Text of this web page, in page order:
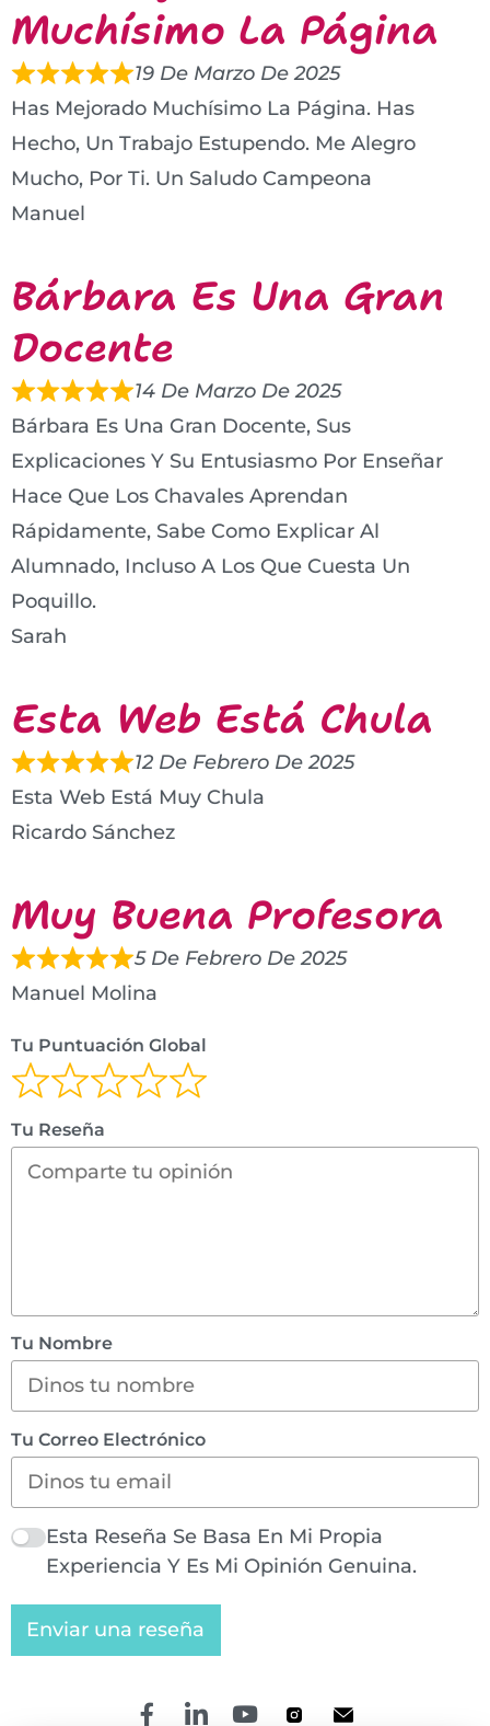
Muchísimo La Página
19 De Marzo De 2025
Has Mejorado Muchísimo La Página. Has
Hecho, Un Trabajo Estupendo. Me Alegro
Mucho, Por Ti. Un Saludo Campeona
Manuel
Bárbara Es Una Gran
Docente
14 De Marzo De 2025
Bárbara Es Una Gran Docente, Sus
Explicaciones Y Su Entusiasmo Por Enseñar
Hace Que Los Chavales Aprendan
Rápidamente, Sabe Como Explicar Al
Alumnado, Incluso A Los Que Cuesta Un
Poquillo.
Sarah
Esta Web Está Chula
12 De Febrero De 2025
Esta Web Está Muy Chula
Ricardo Sánchez
Muy Buena Profesora
5 De Febrero De 2025
Manuel Molina
Tu Puntuación Global
Tu Reseña
Tu Nombre
Tu Correo Electrónico
Esta Reseña Se Basa En Mi Propia
Experiencia Y Es Mi Opinión Genuina.
Enviar una reseña